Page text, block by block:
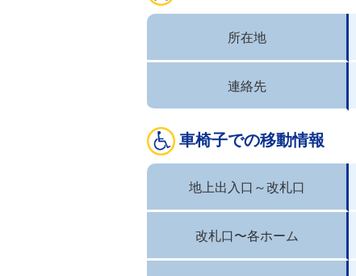
所在地
連絡先
車椅子での移動情報
地上出入口～改札口
改札口〜各ホーム